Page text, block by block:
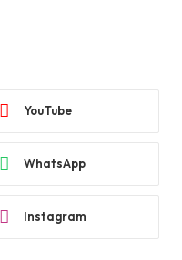
YouTube
WhatsApp
Instagram